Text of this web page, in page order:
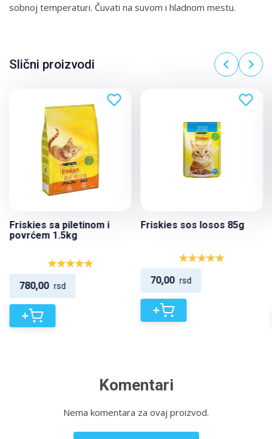
sobnoj temperaturi. Čuvati na suvom i hladnom mestu.
Slični proizvodi
Friskies sa piletinom i
povrćem 1.5kg
780,00 rsd
+
Friskies sos losos 85g
70,00 rsd
+
Komentari
Nema komentara za ovaj proizvod.